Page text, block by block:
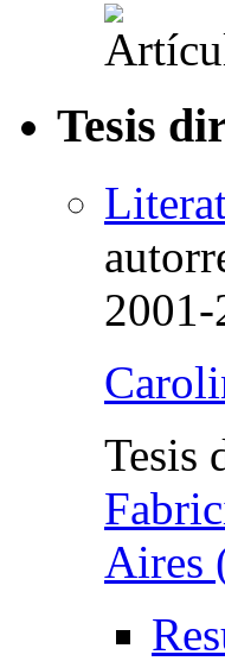
Tesis
2001-
Tesis
Aires